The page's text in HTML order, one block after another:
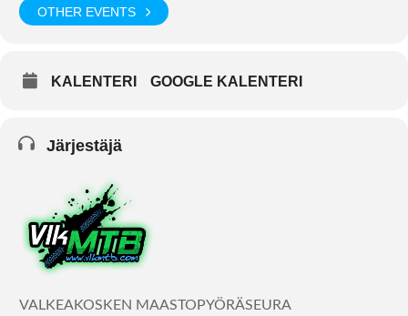
OTHER EVENTS
KALENTERI GOOGLE KALENTERI
Järjestäjä
VALKEAKOSKEN MAASTOPYÖRÄSEURA